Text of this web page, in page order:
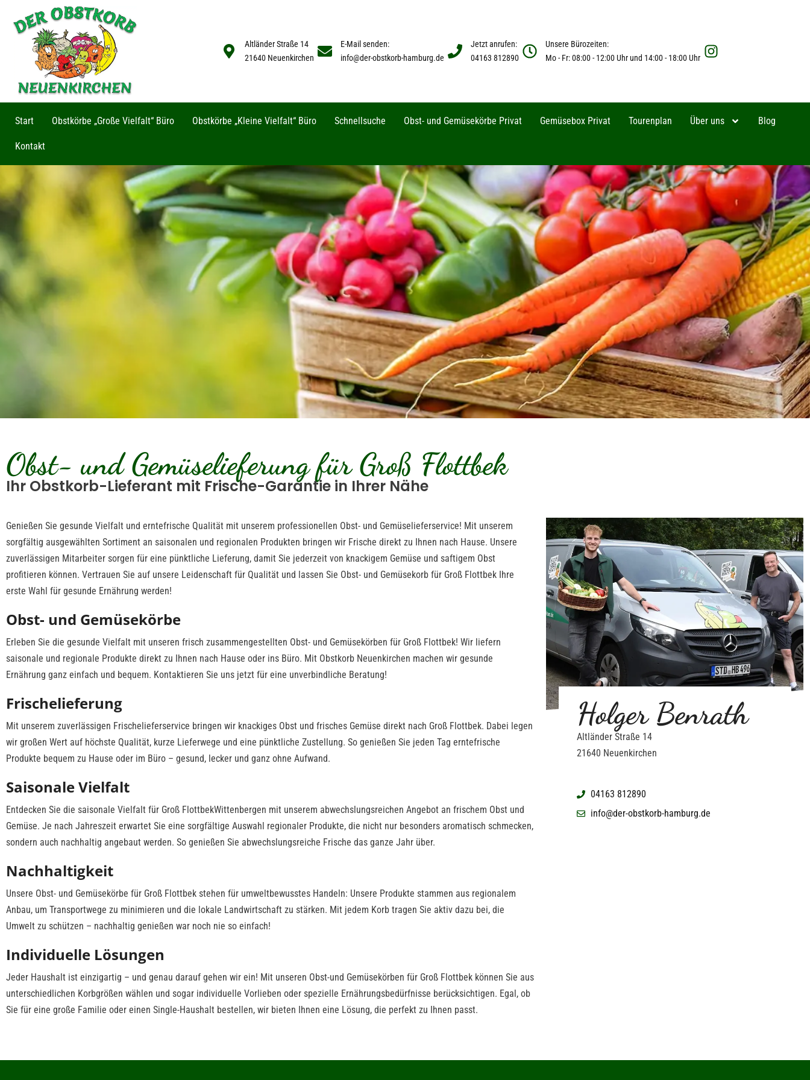
Altländer Straße 14
21640 Neuenkirchen
E-Mail senden:
info@der-obstkorb-hamburg.de
Jetzt anrufen:
04163 812890
Unsere Bürozeiten:
Mo - Fr: 08:00 - 12:00 Uhr und 14:00 - 18:00 Uhr
Start Obstkörbe „Große Vielfalt“ Büro Obstkörbe „Kleine Vielfalt“ Büro Schnellsuche Obst- und Gemüsekörbe Privat Gemüsebox Privat Tourenplan Über uns Blog
Kontakt
Obst- und Gemüselieferung für Groß Flottbek
Ihr Obstkorb-Lieferant mit Frische-Garantie in Ihrer Nähe
Genießen Sie gesunde Vielfalt und erntefrische Qualität mit unserem professionellen Obst- und Gemüselieferservice! Mit unserem
sorgfältig ausgewählten Sortiment an saisonalen und regionalen Produkten bringen wir Frische direkt zu Ihnen nach Hause. Unsere
zuverlässigen Mitarbeiter sorgen für eine pünktliche Lieferung, damit Sie jederzeit von knackigem Gemüse und saftigem Obst
profitieren können. Vertrauen Sie auf unsere Leidenschaft für Qualität und lassen Sie Obst- und Gemüsekorb für Groß Flottbek Ihre
erste Wahl für gesunde Ernährung werden!
Obst- und Gemüsekörbe
Erleben Sie die gesunde Vielfalt mit unseren frisch zusammengestellten Obst- und Gemüsekörben für Groß Flottbek! Wir liefern
saisonale und regionale Produkte direkt zu Ihnen nach Hause oder ins Büro. Mit Obstkorb Neuenkirchen machen wir gesunde
Ernährung ganz einfach und bequem. Kontaktieren Sie uns jetzt für eine unverbindliche Beratung!
Frischelieferung
Mit unserem zuverlässigen Frischelieferservice bringen wir knackiges Obst und frisches Gemüse direkt nach Groß Flottbek. Dabei legen
wir großen Wert auf höchste Qualität, kurze Lieferwege und eine pünktliche Zustellung. So genießen Sie jeden Tag erntefrische
Produkte bequem zu Hause oder im Büro – gesund, lecker und ganz ohne Aufwand.
Saisonale Vielfalt
Entdecken Sie die saisonale Vielfalt für Groß FlottbekWittenbergen mit unserem abwechslungsreichen Angebot an frischem Obst und
Gemüse. Je nach Jahreszeit erwartet Sie eine sorgfältige Auswahl regionaler Produkte, die nicht nur besonders aromatisch schmecken,
sondern auch nachhaltig angebaut werden. So genießen Sie abwechslungsreiche Frische das ganze Jahr über.
Nachhaltigkeit
Unsere Obst- und Gemüsekörbe für Groß Flottbek stehen für umweltbewusstes Handeln: Unsere Produkte stammen aus regionalem
Anbau, um Transportwege zu minimieren und die lokale Landwirtschaft zu stärken. Mit jedem Korb tragen Sie aktiv dazu bei, die
Umwelt zu schützen – nachhaltig genießen war noch nie so einfach!
Individuelle Lösungen
Jeder Haushalt ist einzigartig – und genau darauf gehen wir ein! Mit unseren Obst-und Gemüsekörben für Groß Flottbek können Sie aus
unterschiedlichen Korbgrößen wählen und sogar individuelle Vorlieben oder spezielle Ernährungsbedürfnisse berücksichtigen. Egal, ob
Sie für eine große Familie oder einen Single-Haushalt bestellen, wir bieten Ihnen eine Lösung, die perfekt zu Ihnen passt.
Holger Benrath
Altländer Straße 14
21640 Neuenkirchen
04163 812890
info@der-obstkorb-hamburg.de